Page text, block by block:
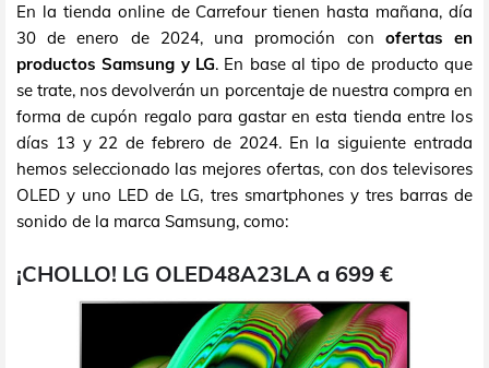
En la tienda online de Carrefour tienen hasta mañana, día
30 de enero de 2024, una promoción con ofertas en
productos Samsung y LG. En base al tipo de producto que
se trate, nos devolverán un porcentaje de nuestra compra en
forma de cupón regalo para gastar en esta tienda entre los
días 13 y 22 de febrero de 2024. En la siguiente entrada
hemos seleccionado las mejores ofertas, con dos televisores
OLED y uno LED de LG, tres smartphones y tres barras de
sonido de la marca Samsung, como:
¡CHOLLO! LG OLED48A23LA a 699 €